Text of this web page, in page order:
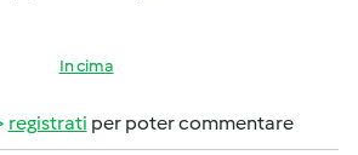
In cima
registrati per poter commentare